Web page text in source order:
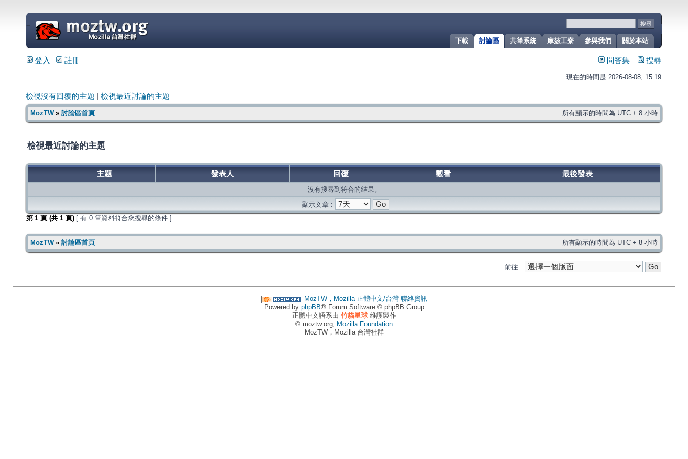
關於本站
參與我們
摩茲工寮
共筆系統
討論區
下載
=
登入 註冊 問答集 搜尋
現在的時間是 2026-08-08, 15:19
檢視沒有回覆的主題 檢視最近討論的主題
MozTW» 討論區首頁 所有顯示的時間為 UTC + 8 小時
檢視最近討論的主題
主題 發表人 回覆 觀看 最後發表
沒有搜尋到符合的結果。
顯示文章 :
第 1 頁 (共 1 頁) [ 有 0 筆資料符合您搜尋的條件 ]
MozTW» 討論區首頁 所有顯示的時間為 UTC + 8 小時
前往 :
MozTW，Mozilla 正體中文/台灣 聯絡資訊
Powered by phpBB® Forum Software © phpBB Group
正體中文語系由 竹貓星球維護製作
© moztw.org, Mozilla Foundation
MozTW，Mozilla 台灣社群